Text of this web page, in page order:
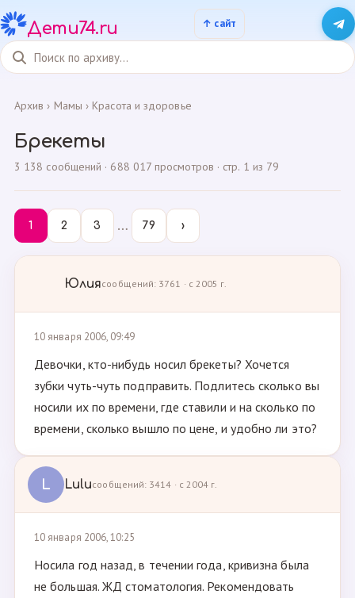
Дети74.ru
Архив › Мамы › Красота и здоровье
Брекеты
3 138 сообщений · 688 017 просмотров · стр. 1 из 79
1 2 3 … 79 ›
Юлиясообщений: 3761 · с 2005 г.
10 января 2006, 09:49
Девочки, кто-нибудь носил брекеты? Хочется
зубки чуть-чуть подправить. Подлитесь сколько вы
носили их по времени, где ставили и на сколько по
времени, сколько вышло по цене, и удобно ли это?
L Luluсообщений: 3414 · с 2004 г.
10 января 2006, 10:25
Носила год назад, в течении года, кривизна была
не большая. ЖД стоматология. Рекомендовать